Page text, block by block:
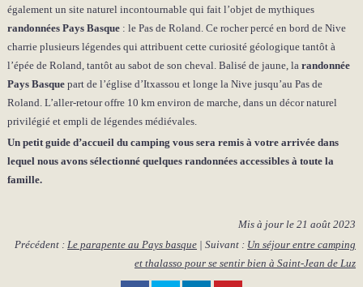
également un site naturel incontournable qui fait l’objet de mythiques
randonnées Pays Basque: le Pas de Roland. Ce rocher percé en bord de Nive
charrie plusieurs légendes qui attribuent cette curiosité géologique tantôt à
l’épée de Roland, tantôt au sabot de son cheval. Balisé de jaune, la randonnée
Pays Basquepart de l’église d’Itxassou et longe la Nive jusqu’au Pas de
Roland. L’aller-retour offre 10 km environ de marche, dans un décor naturel
privilégié et empli de légendes médiévales.
Un petit guide d’accueil du camping vous sera remis à votre arrivée dans
lequel nous avons sélectionné quelques randonnées accessibles à toute la
famille.
Mis à jour le21 août 2023
Précédent :Le parapente au Pays basque | Suivant : Un séjour entre camping
et thalasso pour se sentir bien à Saint-Jean de Luz